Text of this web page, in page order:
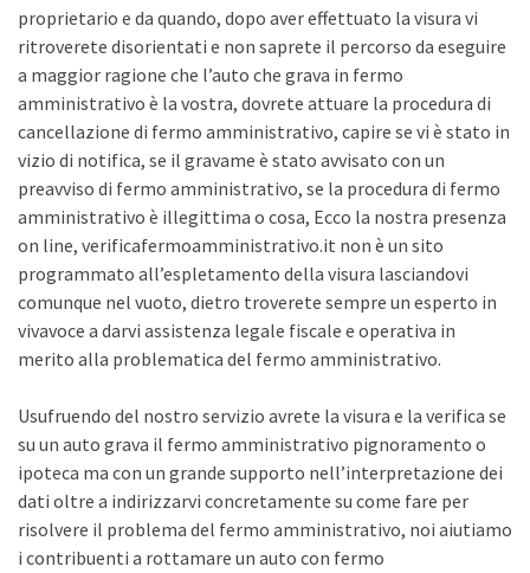
proprietario e da quando, dopo aver effettuato la visura vi
ritroverete disorientati e non saprete il percorso da eseguire
a maggior ragione che l’auto che grava in fermo
amministrativo è la vostra, dovrete attuare la procedura di
cancellazione di fermo amministrativo, capire se vi è stato in
vizio di notifica, se il gravame è stato avvisato con un
preavviso di fermo amministrativo, se la procedura di fermo
amministrativo è illegittima o cosa, Ecco la nostra presenza
on line, verificafermoamministrativo.it non è un sito
programmato all’espletamento della visura lasciandovi
comunque nel vuoto, dietro troverete sempre un esperto in
vivavoce a darvi assistenza legale fiscale e operativa in
merito alla problematica del fermo amministrativo.
Usufruendo del nostro servizio avrete la visura e la verifica se
su un auto grava il fermo amministrativo pignoramento o
ipoteca ma con un grande supporto nell’interpretazione dei
dati oltre a indirizzarvi concretamente su come fare per
risolvere il problema del fermo amministrativo, noi aiutiamo
i contribuenti a rottamare un auto con fermo